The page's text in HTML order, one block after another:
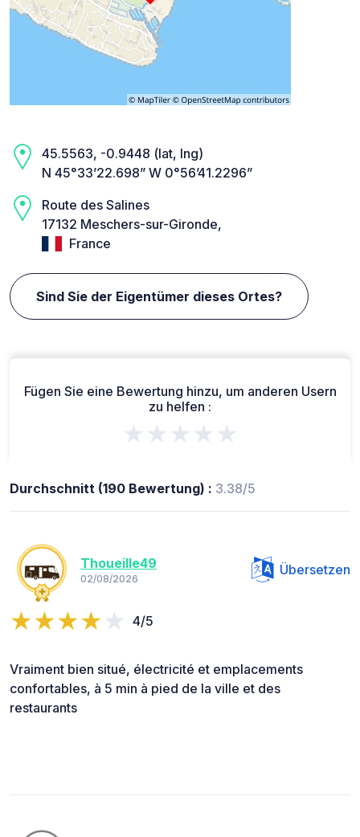
45.5563, -0.9448 (lat, lng)
N 45°33’22.698” W 0°56’41.2296”
Route des Salines
17132 Meschers-sur-Gironde,
France
Sind Sie der Eigentümer dieses Ortes?
Fügen Sie eine Bewertung hinzu, um anderen Usern
zu helfen :
★★★★★
Durchschnitt (190 Bewertung) : 3.38/5
Thoueille49
02/08/2026
Übersetzen
4/5
Vraiment bien situé, électricité et emplacements
confortables, à 5 min à pied de la ville et des
restaurants